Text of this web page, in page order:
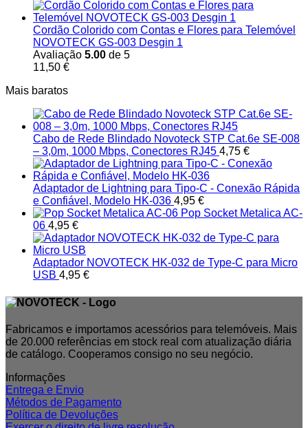
Cordão Colorido com Contas e Flores para Telemóvel
NOVOTECK GS-003 Desgin 1
Avaliação 5.00 de 5
11,50 €
Mais baratos
Cabo de Rede Blindado Novoteck STP Cat.6e SE-008
– 3,0m, 1000 Mbps, Conectores RJ45 4,75 €
Adaptador de Lightning para Tipo-C - Conexão Rápida
e Confiável, Modelo HK-036 4,95 €
Pop Socket Metalica AC-
06 4,95 €
Adaptador NOVOTECK HK-032 de Type-C para Micro
USB 4,95 €
Fabricamos e importamos acessórios para telemóveis. Mais
de 20.000 referências em stock real com atualização diária
de catálogo. Cooperamos consigo no seu negócio.
Informações
Entrega e Envio
Métodos de Pagamento
Política de Devoluções